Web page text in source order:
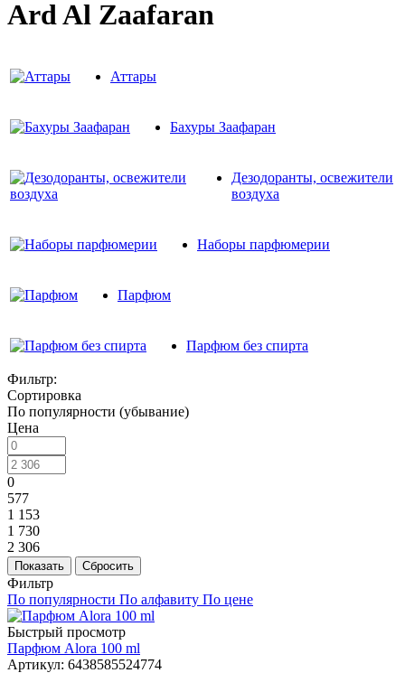
Ard Al Zaafaran
Аттары
Бахуры Заафаран
Дезодоранты, освежители
воздуха
Наборы парфюмерии
Парфюм
Парфюм без спирта
Фильтр:
Сортировка
По популярности (убывание)
Цена
0
577
1 153
1 730
2 306
Показать Сбросить
Фильтр
По популярности По алфавиту По цене
Быстрый просмотр
Парфюм Alora 100 ml
Артикул: 6438585524774